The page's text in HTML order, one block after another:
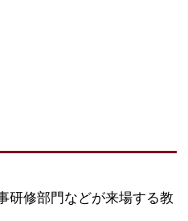
研修部門などが来場する教